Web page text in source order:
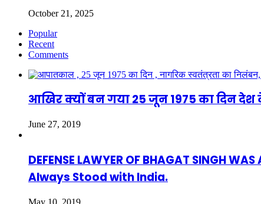
October 21, 2025
Popular
Recent
Comments
आखिर क्यों बन गया 25 जून 1975 का दिन देश
June 27, 2019
DEFENSE LAWYER OF BHAGAT SINGH
Always Stood with India.
May 10, 2019